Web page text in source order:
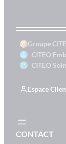
Groupe
CITEO
CITEO
Espace
CONTACT